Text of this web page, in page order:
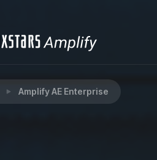
Amplify AE Enterprise